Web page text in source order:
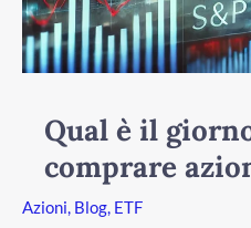
Qual è il
comprare
Azioni Blog ETF